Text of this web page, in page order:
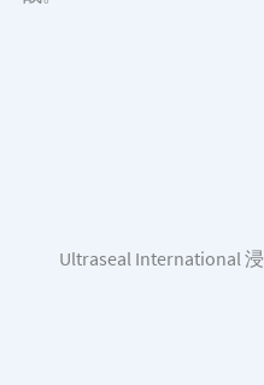
Ultraseal International